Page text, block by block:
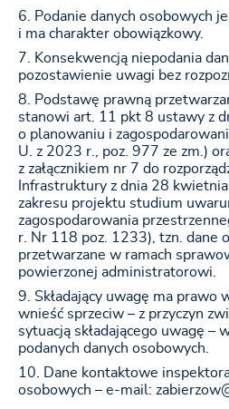
Podanie danych osobowych
i ma charakter obowiązkowy.
Konsekwencją niepodania
pozostawienie uwagi bez
Podstawę prawną
stanowi art. 11 pkt 8 ustawy z
o planowaniu i
U. z 2023 r., poz. 977 ze zm.)
z załącznikiem nr 7 do
Infrastruktury z dnia 28
zakresu projektu studium
zagospodarowania
r. Nr 118 poz. 1233), tzn. dane
przetwarzane w ramach
powierzonej administratorowi.
Składający uwagę ma prawo
wnieść sprzeciw – z przyczyn
sytuacją składającego uwagę –
podanych danych osobowych.
Dane kontaktowe
osobowych – e-mail: